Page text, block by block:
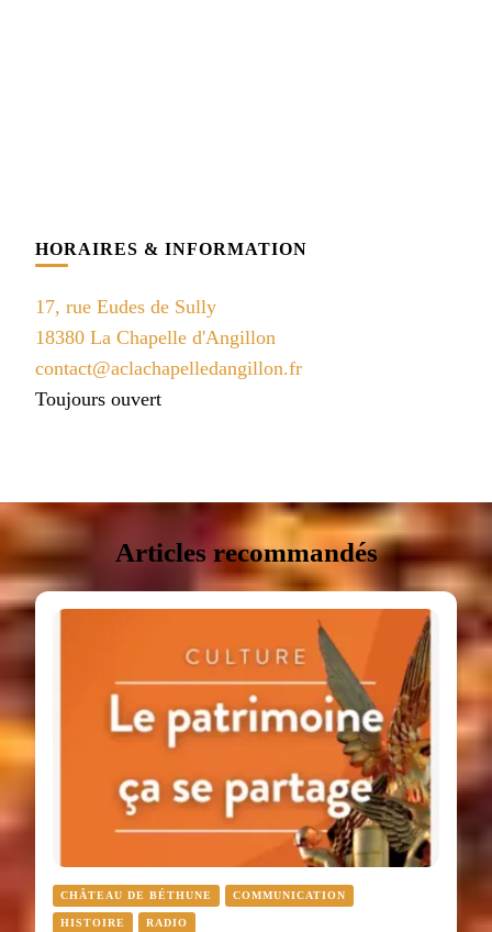
HORAIRES & INFORMATION
17, rue Eudes de Sully
18380 La Chapelle d'Angillon
contact@aclachapelledangillon.fr
Toujours ouvert
Articles recommandés
CHÂTEAU DE BÉTHUNE COMMUNICATION
HISTOIRE RADIO